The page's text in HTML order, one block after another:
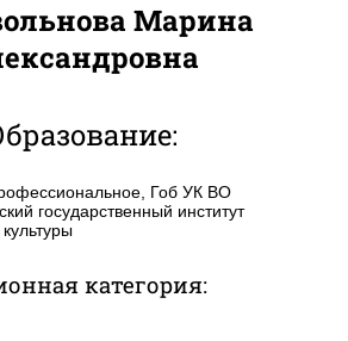
Марина
Гоб УК ВО
государственный институт
культуры
категория: